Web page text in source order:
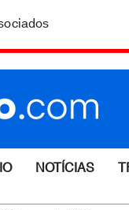
NOTÍCIAS